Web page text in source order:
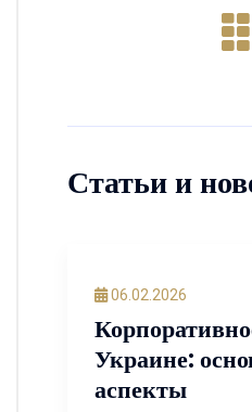
Статьи и
06.02.2026
Украине:
аспекты